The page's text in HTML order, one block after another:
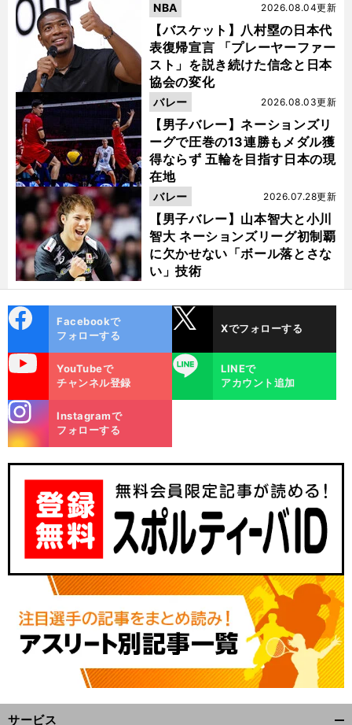
【バスケット】八村塁の日本代
表復帰宣言 「プレーヤーファー
スト」を説き続けた信念と日本
協会の変化
2026.08.04更新
NBA
【男子バレー】ネーションズリ
ーグで圧巻の13連勝もメダル獲
得ならず 五輪を目指す日本の現
在地
2026.08.03更新
バレー
【男子バレー】山本智大と小川
智大 ネーションズリーグ初制覇
に欠かせない「ボール落とさな
い」技術
2026.07.28更新
バレー
ok
Facebookで
フォローする
Xでフォローする
YouTubeで
チャンネル登録
LINE
LINEで
アカウント追加
m
Instagramで
フォローする
サービス